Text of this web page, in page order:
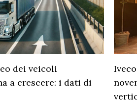
dei veicoli
a crescere: i dati di